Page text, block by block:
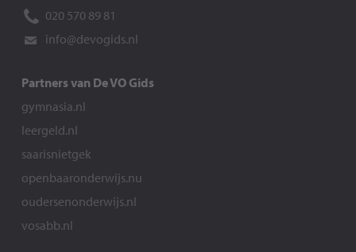
020 570 89 81
info@devogids.nl
Partners van De VO Gids
gymnasia.nl
leergeld.nl
saarisnietgek
openbaaronderwijs.nu
oudersenonderwijs.nl
vosabb.nl